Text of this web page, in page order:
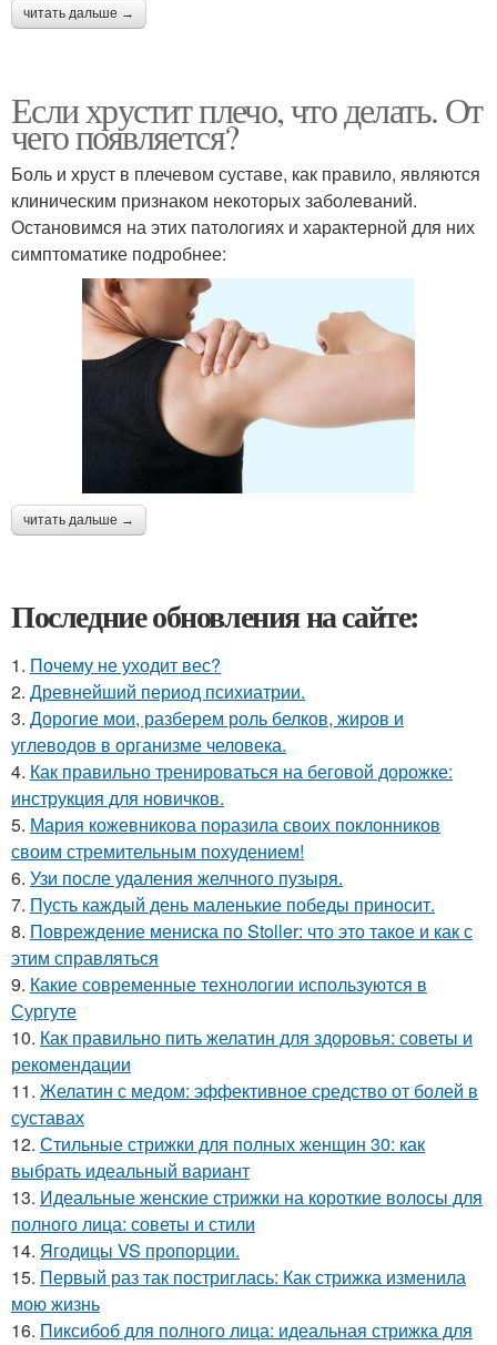
читать дальше →
Если хрустит плечо, что делать. От
чего появляется?
Боль и хруст в плечевом суставе, как правило, являются
клиническим признаком некоторых заболеваний.
Остановимся на этих патологиях и характерной для них
симптоматике подробнее:
читать дальше →
Последние обновления на сайте:
1. Почему не уходит вес?
2. Древнейший период психиатрии.
3. Дорогие мои, разберем роль белков, жиров и
углеводов в организме человека.
4. Как правильно тренироваться на беговой дорожке:
инструкция для новичков.
5. Мария кожевникова поразила своих поклонников
своим стремительным похудением!
6. Узи после удаления желчного пузыря.
7. Пусть каждый день маленькие победы приносит.
8. Повреждение мениска по Stoller: что это такое и как с
этим справляться
9. Какие современные технологии используются в
Сургуте
10. Как правильно пить желатин для здоровья: советы и
рекомендации
11. Желатин с медом: эффективное средство от болей в
суставах
12. Стильные стрижки для полных женщин 30: как
выбрать идеальный вариант
13. Идеальные женские стрижки на короткие волосы для
полного лица: советы и стили
14. Ягодицы VS пропорции.
15. Первый раз так постриглась: Как стрижка изменила
мою жизнь
16. Пиксибоб для полного лица: идеальная стрижка для